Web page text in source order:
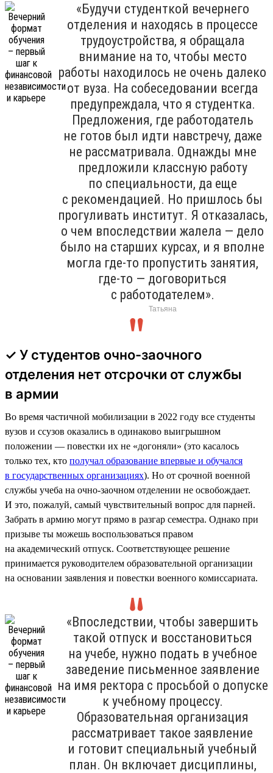
«Будучи студенткой вечернего
отделения и находясь в процессе
трудоустройства, я обращала
внимание на то, чтобы место
работы находилось не очень далеко
от вуза. На собеседовании всегда
предупреждала, что я студентка.
Предложения, где работодатель
не готов был идти навстречу, даже
не рассматривала. Однажды мне
предложили классную работу
по специальности, да еще
с рекомендацией. Но пришлось бы
прогуливать институт. Я отказалась,
о чем впоследствии жалела — дело
было на старших курсах, и я вполне
могла где-то пропустить занятия,
где-то — договориться
с работодателем».
Татьяна
✓ У студентов очно-заочного
отделения нет отсрочки от службы
в армии
Во время частичной мобилизации в 2022 году все студенты
вузов и ссузов оказались в одинаково выигрышном
положении — повестки их не «догоняли» (это касалось
только тех, кто получал образование впервые и обучался
в государственных организациях). Но от срочной военной
службы учеба на очно-заочном отделении не освобождает.
И это, пожалуй, самый чувствительный вопрос для парней.
Забрать в армию могут прямо в разгар семестра. Однако при
призыве ты можешь воспользоваться правом
на академический отпуск. Соответствующее решение
принимается руководителем образовательной организации
на основании заявления и повестки военного комиссариата.
«Впоследствии, чтобы завершить
такой отпуск и восстановиться
на учебе, нужно подать в учебное
заведение письменное заявление
на имя ректора с просьбой о допуске
к учебному процессу.
Образовательная организация
рассматривает такое заявление
и готовит специальный учебный
план. Он включает дисциплины,